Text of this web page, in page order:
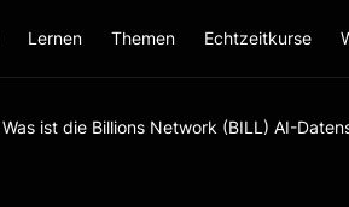
Lernen Themen Echtzeitkurse
Was ist die Billions Network (BILL) AI-